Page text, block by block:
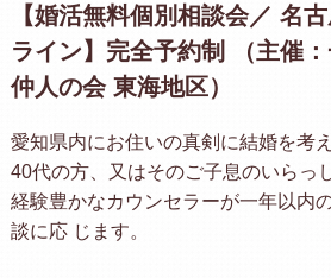
【婚活無料個別相談会／ 名
ライン】完全予約制 （主催
仲人の会 東海地区）
愛知県内にお住いの真剣に結婚を考
40代の方、又はそのご子息のいらっ
経験豊かなカウンセラーが一年以内
談に応 じます。